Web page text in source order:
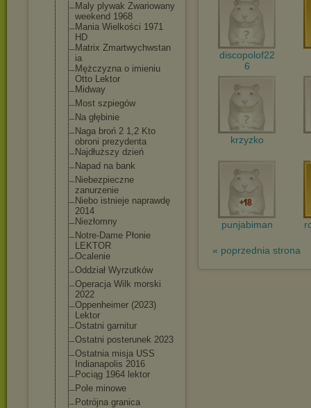
Maly plywak Zwariowany
weekend 1968
Mania Wielkości 1971
HD
Matrix Zmartwychwstan
ia
Mężczyzna o imieniu
Otto Lektor
Midway
Most szpiegów
Na głębinie
Naga broń 2 1,2 Kto
obroni prezydenta
Najdłuższy dzień
Napad na bank
Niebezpieczne
zanurzenie
Niebo istnieje naprawdę
2014
Niezłomny
Notre-Dame Płonie
LEKTOR
Ocalenie
Oddział Wyrzutków
Operacja Wilk morski
2022
Oppenheimer (2023)
Lektor
Ostatni garnitur
Ostatni posterunek 2023
Ostatnia misja USS
Indianapolis 2016
Pociąg 1964 lektor
Pole minowe
Potrójna granica
discopolof22
6
krzyzko
punjabiman
« poprzednia strona